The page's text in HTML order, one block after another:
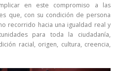
en este compromiso a las
que, con su condición de persona
recorrido hacia una igualdad real y
para toda la ciudadanía,
racial, origen, cultura, creencia,